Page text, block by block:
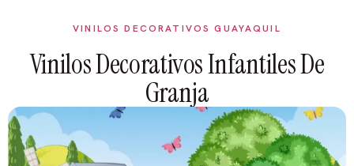
Vinilos Decorativos Infantiles De
Granja